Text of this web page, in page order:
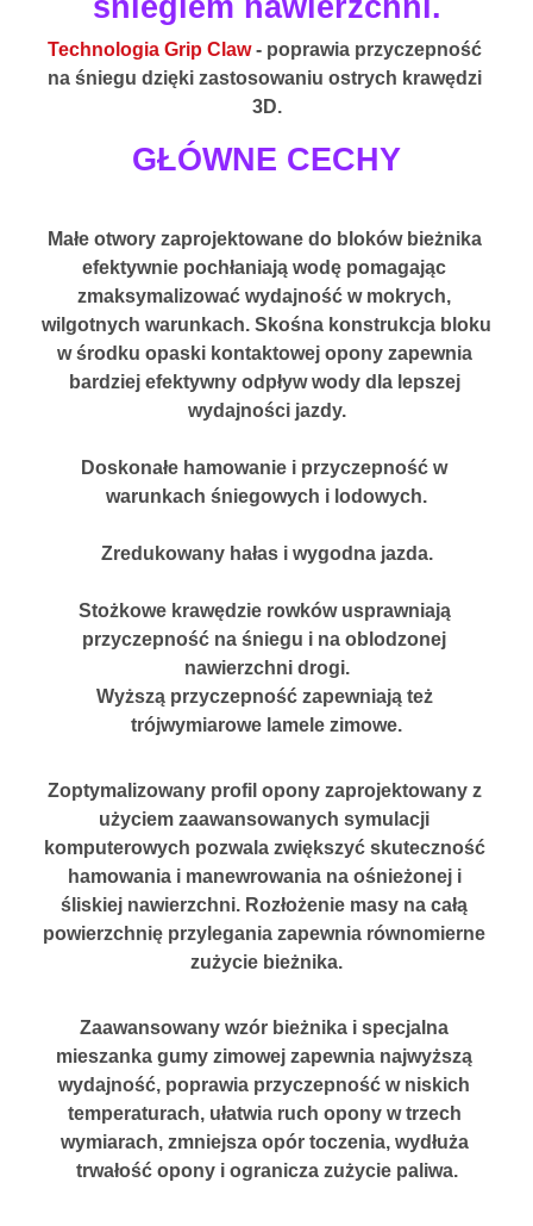
śniegiem nawierzchni.
Technologia Grip Claw - poprawia przyczepność
na śniegu dzięki zastosowaniu ostrych krawędzi
3D.
GŁÓWNE CECHY
Małe otwory zaprojektowane do bloków bieżnika
efektywnie pochłaniają wodę pomagając
zmaksymalizować wydajność w mokrych,
wilgotnych warunkach. Skośna konstrukcja bloku
w środku opaski kontaktowej opony zapewnia
bardziej efektywny odpływ wody dla lepszej
wydajności jazdy.
Doskonałe hamowanie i przyczepność w
warunkach śniegowych i lodowych.
Zredukowany hałas i wygodna jazda.
Stożkowe krawędzie rowków usprawniają
przyczepność na śniegu i na oblodzonej
nawierzchni drogi.
Wyższą przyczepność zapewniają też
trójwymiarowe lamele zimowe.
Zoptymalizowany profil opony zaprojektowany z
użyciem zaawansowanych symulacji
komputerowych pozwala zwiększyć skuteczność
hamowania i manewrowania na ośnieżonej i
śliskiej nawierzchni. Rozłożenie masy na całą
powierzchnię przylegania zapewnia równomierne
zużycie bieżnika.
Zaawansowany wzór bieżnika i specjalna
mieszanka gumy zimowej zapewnia najwyższą
wydajność, poprawia przyczepność w niskich
temperaturach, ułatwia ruch opony w trzech
wymiarach, zmniejsza opór toczenia, wydłuża
trwałość opony i ogranicza zużycie paliwa.